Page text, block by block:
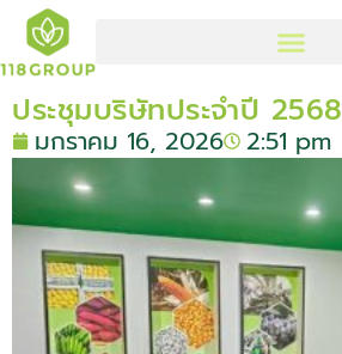
ประชุมบริษัทประจำปี 2568
มกราคม 16, 2026 2:51 pm